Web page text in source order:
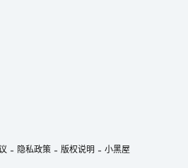
- 隐私政策 - 版权说明 - 小黑屋